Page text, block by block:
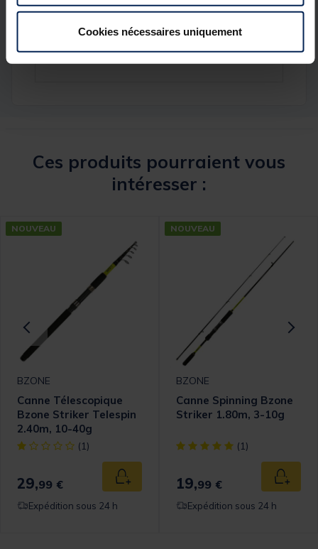
Cookies nécessaires uniquement
Longueur
2.40m
Ces produits pourraient vous
intéresser :
Rating
panier
NOUVEAU
BZONE
Canne Télescopique
Bzone Striker Telespin
2.40m, 10-40g
[object Object] out of 5 Customer Rating
(1)
29,99 € Ajouter au panier
Expédition sous 24 h
NOUVEAU
BZONE
Canne Spinning Bzone
Striker 1.80m, 3-10g
[object Object] out of 5
(1)
19,99 €
Expédition sous 24 h